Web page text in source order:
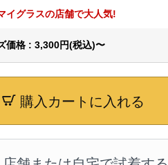
イグラスの店舗で大人気!
価格 : 3,300円(税込)〜
購入カートに入れる